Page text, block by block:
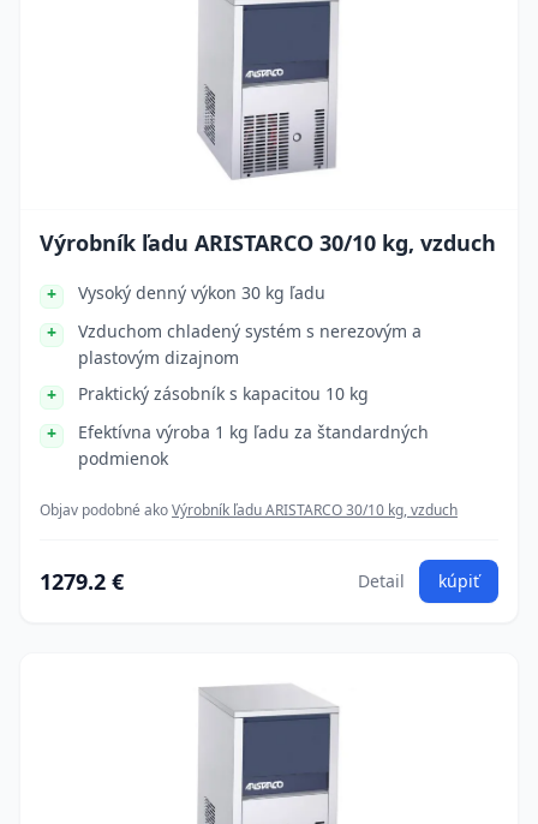
Výrobník ľadu ARISTARCO 30/10 kg, vzduch
Vysoký denný výkon 30 kg ľadu
Vzduchom chladený systém s nerezovým a
plastovým dizajnom
Praktický zásobník s kapacitou 10 kg
Efektívna výroba 1 kg ľadu za štandardných
podmienok
Objav podobné akoVýrobník ľadu ARISTARCO 30/10 kg, vzduch
1279.2 € Detail kúpiť